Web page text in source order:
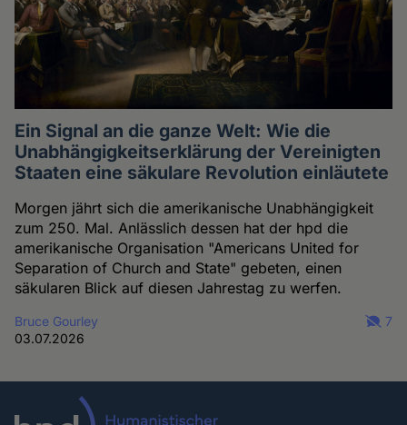
Ein Signal an die ganze Welt: Wie die
Unabhängigkeitserklärung der Vereinigten
Staaten eine säkulare Revolution einläutete
Morgen jährt sich die amerikanische Unabhängigkeit
zum 250. Mal. Anlässlich dessen hat der hpd die
amerikanische Organisation "Americans United for
Separation of Church and State" gebeten, einen
säkularen Blick auf diesen Jahrestag zu werfen.
Bruce Gourley
03.07.2026
7